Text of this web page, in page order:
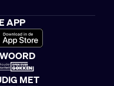
APP
MET